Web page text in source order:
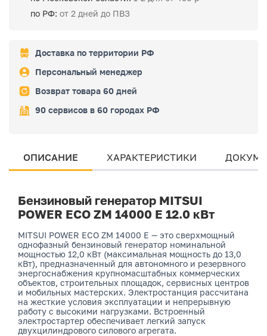
по РФ: от 2 дней до ПВЗ
Доставка по территории РФ
Персональный менеджер
Возврат товара 60 дней
90 сервисов в 60 городах РФ
ОПИСАНИЕ ХАРАКТЕРИСТИКИ
Бензиновый генератор MITSUI
POWER ECO ZM 14000 E 12.0 кВт
MITSUI POWER ECO ZM 14000 E — это сверхмощный
однофазный бензиновый генератор номинальной
мощностью 12,0 кВт (максимальная мощность до 13,0
кВт), предназначенный для автономного и резервного
энергоснабжения крупномасштабных коммерческих
объектов, строительных площадок, сервисных центров
и мобильных мастерских. Электростанция рассчитана
на жесткие условия эксплуатации и непрерывную
работу с высокими нагрузками. Встроенный
электростартер обеспечивает легкий запуск
двухцилиндрового силового агрегата.